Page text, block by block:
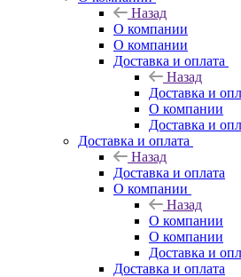
Назад
О компании
О компании
Доставка и оплата
Назад
Доставка и
О компании
Доставка и
Доставка и оплата
Назад
Доставка и оплата
О компании
Назад
О компании
О компании
Доставка и
Доставка и оплата